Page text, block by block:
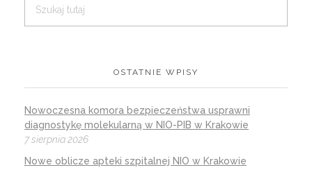
OSTATNIE WPISY
Nowoczesna komora bezpieczeństwa usprawni
diagnostykę molekularną w NIO-PIB w Krakowie
7 sierpnia 2026
Nowe oblicze apteki szpitalnej NIO w Krakowie